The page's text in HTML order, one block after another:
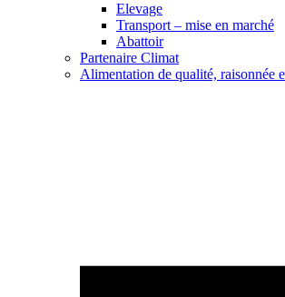
Elevage
Transport – mise en marché
Abattoir
Partenaire Climat
Alimentation de qualité, raisonnée